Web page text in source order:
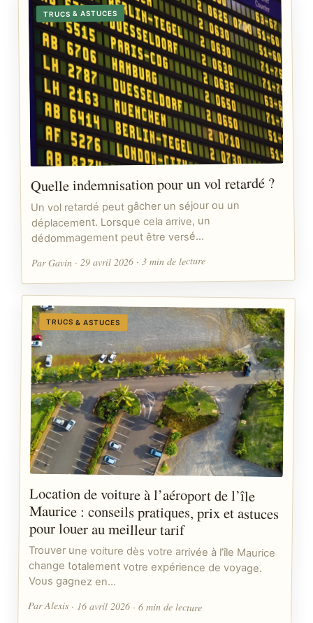
TRUCS & ASTUCES
Quelle indemnisation pour un vol retardé ?
Un vol retardé peut gâcher un séjour ou un
déplacement. Lorsque cela arrive, un
dédommagement peut être versé…
Par Gavin · 29 avril 2026 · 3 min de lecture
TRUCS & ASTUCES
Location de voiture à l’aéroport de l’île
Maurice : conseils pratiques, prix et astuces
pour louer au meilleur tarif
Trouver une voiture dès votre arrivée à l’île Maurice
change totalement votre expérience de voyage.
Vous gagnez en…
Par Alexis · 16 avril 2026 · 6 min de lecture